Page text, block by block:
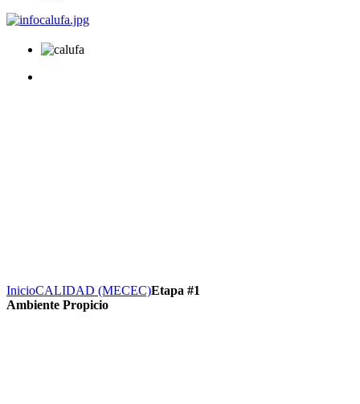
InicioCALIDAD (MECEC)Etapa #1
Ambiente Propicio